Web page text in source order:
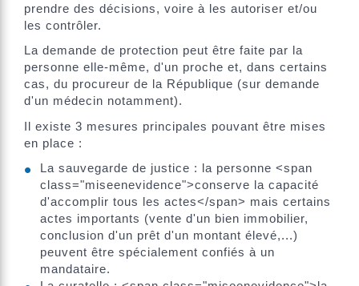
prendre des décisions, voire à les autoriser et/ou
les contrôler.
La demande de protection peut être faite par la
personne elle-même, d'un proche et, dans certains
cas, du procureur de la République (sur demande
d'un médecin notamment).
Il existe 3 mesures principales pouvant être mises
en place :
La sauvegarde de justice : la personne <span
class="miseenevidence">conserve la capacité
d'accomplir tous les actes</span> mais certains
actes importants (vente d'un bien immobilier,
conclusion d'un prêt d'un montant élevé,...)
peuvent être spécialement confiés à un
mandataire.